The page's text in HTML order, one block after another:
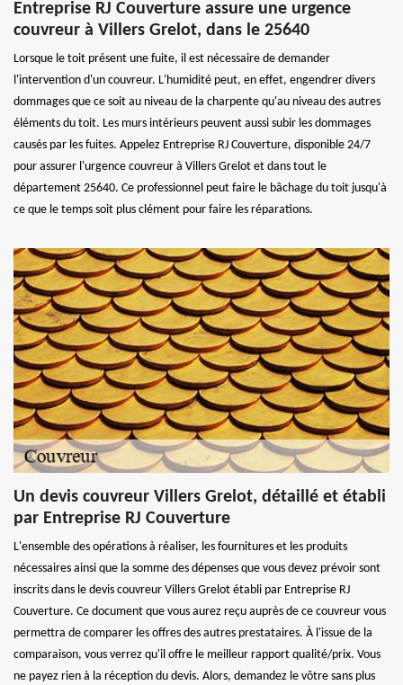
Entreprise RJ Couverture assure une urgence
couvreur à Villers Grelot, dans le 25640
Lorsque le toit présent une fuite, il est nécessaire de demander
l'intervention d'un couvreur. L'humidité peut, en effet, engendrer divers
dommages que ce soit au niveau de la charpente qu'au niveau des autres
éléments du toit. Les murs intérieurs peuvent aussi subir les dommages
causés par les fuites. Appelez Entreprise RJ Couverture, disponible 24/7
pour assurer l'urgence couvreur à Villers Grelot et dans tout le
département 25640. Ce professionnel peut faire le bâchage du toit jusqu'à
ce que le temps soit plus clément pour faire les réparations.
Un devis couvreur Villers Grelot, détaillé et établi
par Entreprise RJ Couverture
L'ensemble des opérations à réaliser, les fournitures et les produits
nécessaires ainsi que la somme des dépenses que vous devez prévoir sont
inscrits dans le devis couvreur Villers Grelot établi par Entreprise RJ
Couverture. Ce document que vous aurez reçu auprès de ce couvreur vous
permettra de comparer les offres des autres prestataires. À l'issue de la
comparaison, vous verrez qu'il offre le meilleur rapport qualité/prix. Vous
ne payez rien à la réception du devis. Alors, demandez le vôtre sans plus